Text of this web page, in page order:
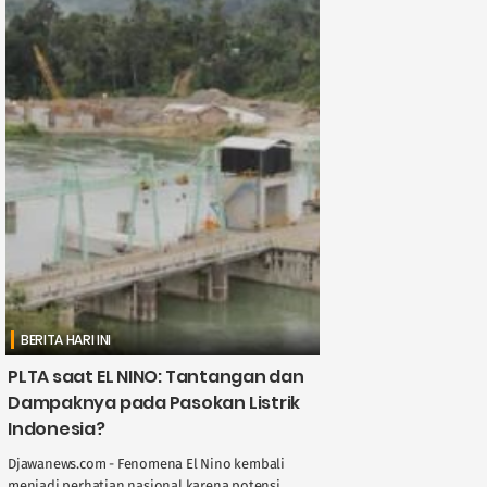
BERITA HARI INI
PLTA saat EL NINO: Tantangan dan
Dampaknya pada Pasokan Listrik
Indonesia?
Djawanews.com - Fenomena El Nino kembali